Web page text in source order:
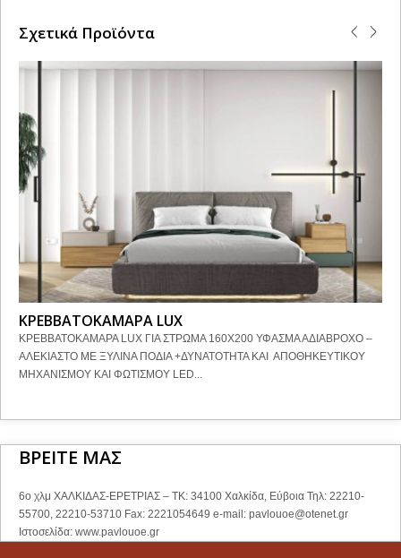
Σχετικά Προϊόντα
ΚΡΕΒΒΑΤΟΚΑΜΑΡΑ LUX
ΚΡΕΒΒΑΤΟΚΑΜΑΡΑ LUX ΓΙΑ ΣΤΡΩΜΑ 160Χ200 ΥΦΑΣΜΑ ΑΔΙΑΒΡΟΧΟ –
ΑΛΕΚΙΑΣΤΟ ΜΕ ΞΥΛΙΝΑ ΠΟΔΙΑ +ΔΥΝΑΤΟΤΗΤΑ ΚΑΙ ΑΠΟΘΗΚΕΥΤΙΚΟΥ
ΜΗΧΑΝΙΣΜΟΥ ΚΑΙ ΦΩΤΙΣΜΟΥ LED...
ΒΡΕΙΤΕ ΜΑΣ
6ο χλμ ΧΑΛΚΙΔΑΣ-ΕΡΕΤΡΙΑΣ – ΤΚ: 34100 Χαλκίδα, Εύβοια Τηλ: 22210-
55700, 22210-53710 Fax: 2221054649 e-mail: pavlouoe@otenet.gr
Ιστοσελίδα: www.pavlouoe.gr